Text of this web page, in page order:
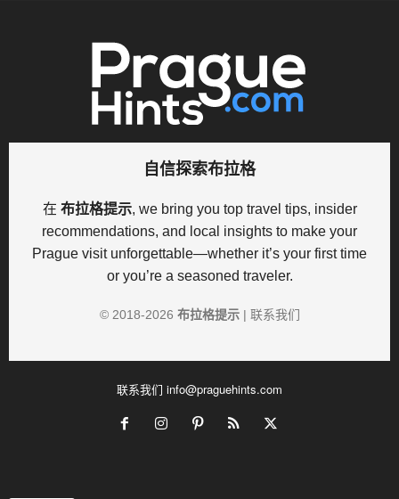
自信探索布拉格
在 布拉格提示, we bring you top travel tips, insider
recommendations, and local insights to make your
Prague visit unforgettable—whether it’s your first time
or you’re a seasoned traveler.
© 2018-2026 布拉格提示| 联系我们
联系我们 info@praguehints.com